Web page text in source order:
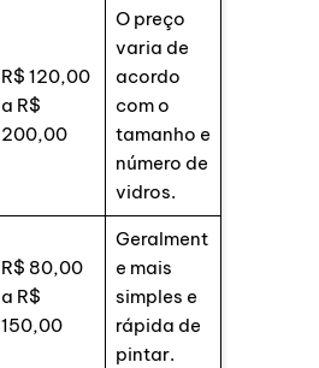
R$ 120,00
a R$
200,00
O preço
varia de
acordo
com o
tamanho e
número de
vidros.
R$ 80,00
a R$
150,00
Geralment
e mais
simples e
rápida de
pintar.